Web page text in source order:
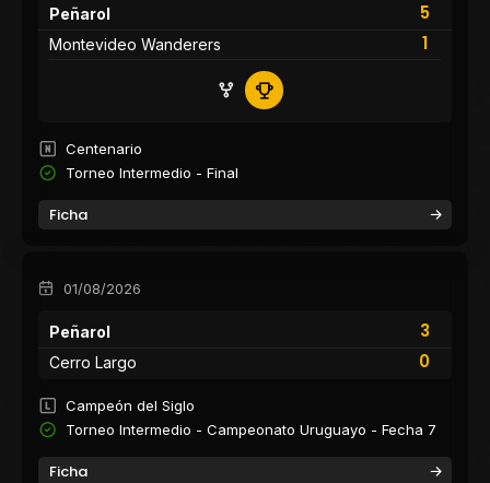
Peñarol
5
1
Montevideo Wanderers
Centenario
Torneo Intermedio - Final
Ficha
01/08/2026
Peñarol
3
0
Cerro Largo
Campeón del Siglo
Torneo Intermedio - Campeonato Uruguayo - Fecha 7
Ficha